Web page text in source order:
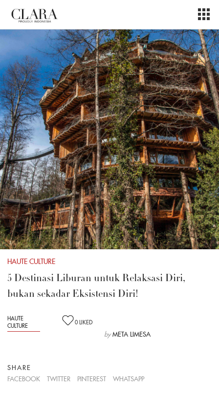
HAUTE CULTURE
5 Destinasi Liburan untuk Relaksasi Diri,
bukan sekadar Eksistensi Diri!
HAUTE
CULTURE
0 LIKED
by META LIMESA
SHARE
FACEBOOK
TWITTER PINTEREST WHATSAPP